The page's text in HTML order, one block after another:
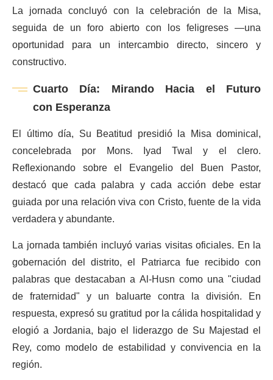
La jornada concluyó con la celebración de la Misa,
seguida de un foro abierto con los feligreses —una
oportunidad para un intercambio directo, sincero y
constructivo.
Cuarto Día: Mirando Hacia el Futuro
con Esperanza
El último día, Su Beatitud presidió la Misa dominical,
concelebrada por Mons. Iyad Twal y el clero.
Reflexionando sobre el Evangelio del Buen Pastor,
destacó que cada palabra y cada acción debe estar
guiada por una relación viva con Cristo, fuente de la vida
verdadera y abundante.
La jornada también incluyó varias visitas oficiales. En la
gobernación del distrito, el Patriarca fue recibido con
palabras que destacaban a Al-Husn como una "ciudad
de fraternidad" y un baluarte contra la división. En
respuesta, expresó su gratitud por la cálida hospitalidad y
elogió a Jordania, bajo el liderazgo de Su Majestad el
Rey, como modelo de estabilidad y convivencia en la
región.